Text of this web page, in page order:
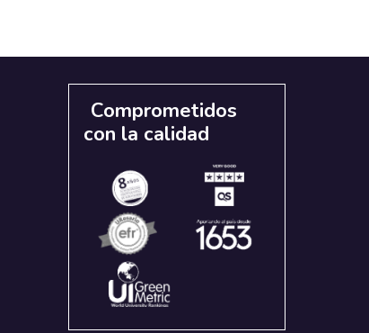
Comprometidos
con la calidad